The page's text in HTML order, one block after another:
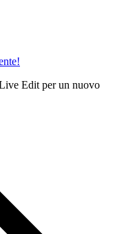
Edit per un nuovo